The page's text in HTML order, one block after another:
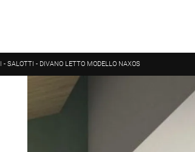
- SALOTTI - DIVANO LETTO MODELLO NAXOS